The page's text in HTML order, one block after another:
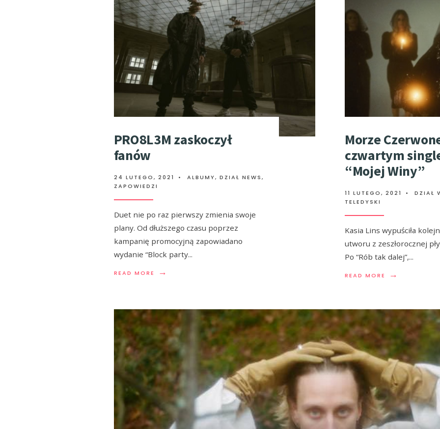
PRO8L3M zaskoczył
fanów
24 LUTEGO, 2021 • ALBUMY, DZIAŁ NEWS,
ZAPOWIEDZI
Duet nie po raz pierwszy zmienia swoje
plany. Od dłuższego czasu poprzez
kampanię promocyjną zapowiadano
wydanie “Block party...
READ MORE →
Morze
czwartym
“Mojej Winy”
11 LUTEGO, 2021 •
DZIAŁ
TELEDYSKI
Kasia Lins wypuściła
utworu z zeszłorocznej
Po “Rób tak dalej”,...
READ MORE →